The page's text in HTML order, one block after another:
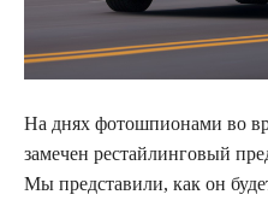
На днях фотошпионами во
замечен рестайлинговый
Мы представили, как он